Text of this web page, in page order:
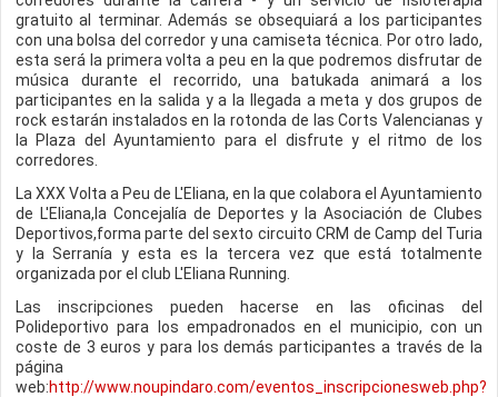
gratuito al terminar. Además se obsequiará a los participantes
con una bolsa del corredor y una camiseta técnica. Por otro lado,
esta será la primera volta a peu en la que podremos disfrutar de
música durante el recorrido, una batukada animará a los
participantes en la salida y a la llegada a meta y dos grupos de
rock estarán instalados en la rotonda de las Corts Valencianas y
la Plaza del Ayuntamiento para el disfrute y el ritmo de los
corredores.
La XXX Volta a Peu de L'Eliana, en la que colabora el Ayuntamiento
de L'Eliana,la Concejalía de Deportes y la Asociación de Clubes
Deportivos,forma parte del sexto circuito CRM de Camp del Turia
y la Serranía y esta es la tercera vez que está totalmente
organizada por el club L'Eliana Running.
Las inscripciones pueden hacerse en las oficinas del
Polideportivo para los empadronados en el municipio, con un
coste de 3 euros y para los demás participantes a través de la
página
web:http://www.noupindaro.com/eventos_inscripcionesweb.php?